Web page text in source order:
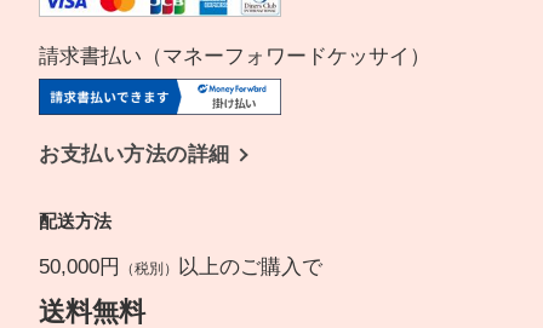
請求書払い（マネーフォワードケッサイ）
お支払い方法の詳細
配送方法
50,000円 （税別） 以上のご購入で
送料無料